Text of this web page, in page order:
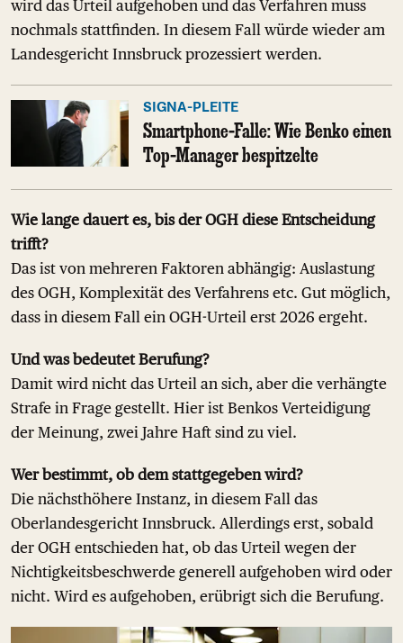
wird das Urteil aufgehoben und das Verfahren muss
nochmals stattfinden. In diesem Fall würde wieder am
Landesgericht Innsbruck prozessiert werden.
SIGNA-PLEITE
Smartphone-Falle: Wie Benko einen
Top-Manager bespitzelte
Wie lange dauert es, bis der OGH diese Entscheidung
trifft?
Das ist von mehreren Faktoren abhängig: Auslastung
des OGH, Komplexität des Verfahrens etc. Gut möglich,
dass in diesem Fall ein OGH-Urteil erst 2026 ergeht.
Und was bedeutet Berufung?
Damit wird nicht das Urteil an sich, aber die verhängte
Strafe in Frage gestellt. Hier ist Benkos Verteidigung
der Meinung, zwei Jahre Haft sind zu viel.
Wer bestimmt, ob dem stattgegeben wird?
Die nächsthöhere Instanz, in diesem Fall das
Oberlandesgericht Innsbruck. Allerdings erst, sobald
der OGH entschieden hat, ob das Urteil wegen der
Nichtigkeitsbeschwerde generell aufgehoben wird oder
nicht. Wird es aufgehoben, erübrigt sich die Berufung.